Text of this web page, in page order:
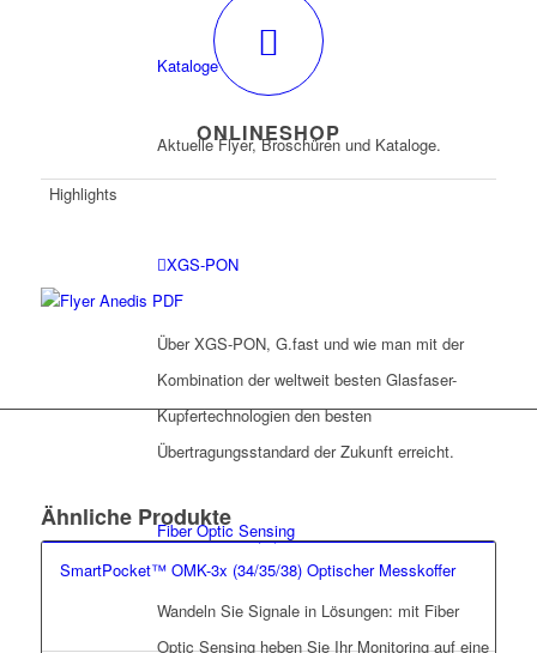
Kataloge
Aktuelle Flyer, Broschüren und Kataloge.
Highlights
XGS-PON
Über XGS-PON, G.fast und wie man mit der
Kombination der weltweit besten Glasfaser-
Kupfertechnologien den besten
Übertragungsstandard der Zukunft erreicht.
Fiber Optic Sensing
Wandeln Sie Signale in Lösungen: mit Fiber
Optic Sensing heben Sie Ihr Monitoring auf eine
ONLINESHOP
Ähnliche Produkte
SmartPocket™ OMK-3x (34/35/38) Optischer Messkoffer